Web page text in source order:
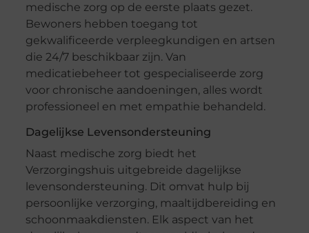
medische zorg op de eerste plaats gezet.
Bewoners hebben toegang tot
gekwalificeerde verpleegkundigen en artsen
die 24/7 beschikbaar zijn. Van
medicatiebeheer tot gespecialiseerde zorg
voor chronische aandoeningen, alles wordt
professioneel en met empathie behandeld.
Dagelijkse Levensondersteuning
Naast medische zorg biedt het
Verzorgingshuis uitgebreide dagelijkse
levensondersteuning. Dit omvat hulp bij
persoonlijke verzorging, maaltijdbereiding en
schoonmaakdiensten. Elk aspect van het